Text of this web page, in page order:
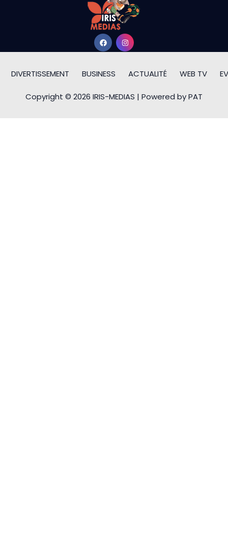
DIVERTISSEMENT BUSINESS ACTUALITÉ WEB TV
Copyright © 2026 IRIS-MEDIAS | Powered by PAT